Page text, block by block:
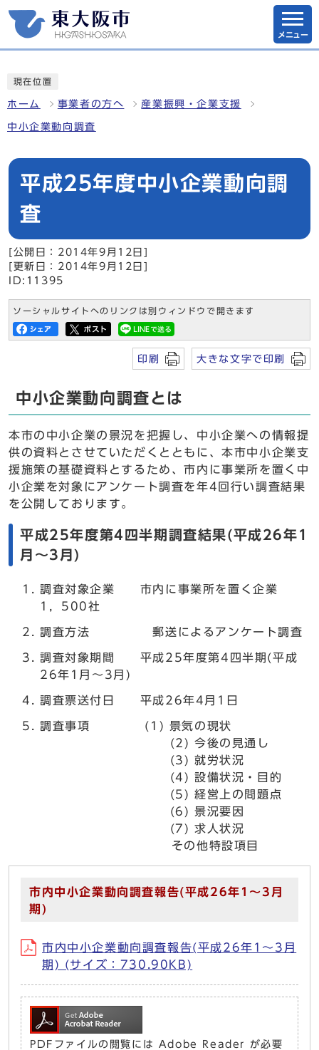
メニュー
現在位置
ホーム 事業者の方へ 産業振興・企業支援
中小企業動向調査
平成25年度中小企業動向調
査
[公開日：2014年9月12日]
[更新日：2014年9月12日]
ID:11395
ソーシャルサイトへのリンクは別ウィンドウで開きます
印刷 大きな文字で印刷
中小企業動向調査とは
本市の中小企業の景況を把握し、中小企業への情報提
供の資料とさせていただくとともに、本市中小企業支
援施策の基礎資料とするため、市内に事業所を置く中
小企業を対象にアンケート調査を年4回行い調査結果
を公開しております。
平成25年度第4四半期調査結果(平成26年1
月～3月)
調査対象企業 市内に事業所を置く企業
1，500社
調査方法 郵送によるアンケート調査
調査対象期間 平成25年度第4四半期(平成
26年1月～3月)
調査票送付日 平成26年4月1日
調査事項 (1) 景気の現状
(2) 今後の見通し
(3) 就労状況
(4) 設備状況・目的
(5) 経営上の問題点
(6) 景況要因
(7) 求人状況
その他特設項目
市内中小企業動向調査報告(平成26年1～3月
期)
市内中小企業動向調査報告(平成26年1～3月
期) (サイズ：730.90KB)
PDFファイルの閲覧には Adobe Reader が必要